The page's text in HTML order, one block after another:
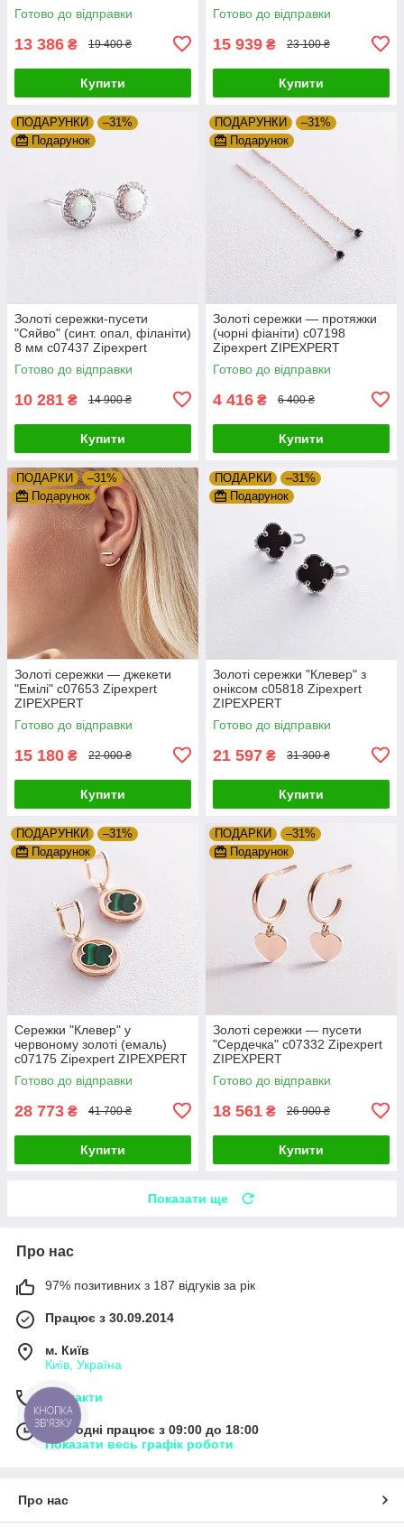
Готово до відправки
13 386 ₴ 19 400 ₴
Купити
Готово до відправки
15 939 ₴ 23 100 ₴
Купити
ПОДАРУНКИ
–31%
Подарунок
Золоті сережки-пусети
"Сяйво" (синт. опал, філаніти)
8 мм с07437 Zipexpert
ZIPEXPERT
Готово до відправки
10 281 ₴ 14 900 ₴
Купити
ПОДАРУНКИ
–31%
Подарунок
Золоті сережки — протяжки
(чорні фіаніти) с07198
Zipexpert ZIPEXPERT
Готово до відправки
4 416 ₴ 6 400 ₴
Купити
ПОДАРКИ
–31%
Подарунок
Золоті сережки — джекети
"Емілі" с07653 Zipexpert
ZIPEXPERT
Готово до відправки
15 180 ₴ 22 000 ₴
Купити
ПОДАРКИ
–31%
Подарунок
Золоті сережки "Клевер" з
оніксом с05818 Zipexpert
ZIPEXPERT
Готово до відправки
21 597 ₴ 31 300 ₴
Купити
ПОДАРУНКИ
–31%
Подарунок
Сережки "Клевер" у
червоному золоті (емаль)
с07175 Zipexpert ZIPEXPERT
Готово до відправки
28 773 ₴ 41 700 ₴
Купити
ПОДАРКИ
–31%
Подарунок
Золоті сережки — пусети
"Сердечка" с07332 Zipexpert
ZIPEXPERT
Готово до відправки
18 561 ₴ 26 900 ₴
Купити
Показати ще
Про нас
97% позитивних з 187 відгуків за рік
Працює з 30.09.2014
м. Київ
Київ, Україна
Контакти
Сьогодні працює з 09:00 до 18:00
Показати весь графік роботи
Про нас
КНОПКА
ЗВ'ЯЗКУ